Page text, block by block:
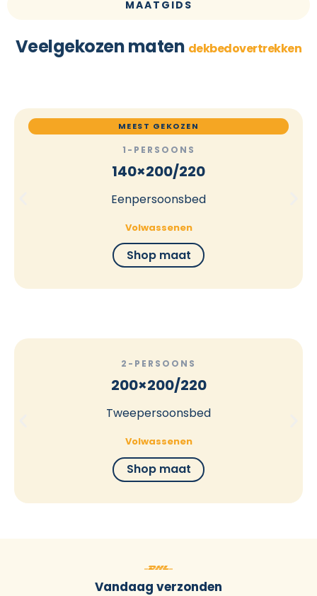
MAATGIDS
Veelgekozen maten dekbedovertrekken
MEEST GEKOZEN
1-PERSOONS
140×200/220
Eenpersoonsbed
Volwassenen
Shop maat
2-PERSOONS
200×200/220
Tweepersoonsbed
Volwassenen
Shop maat
Vandaag verzonden